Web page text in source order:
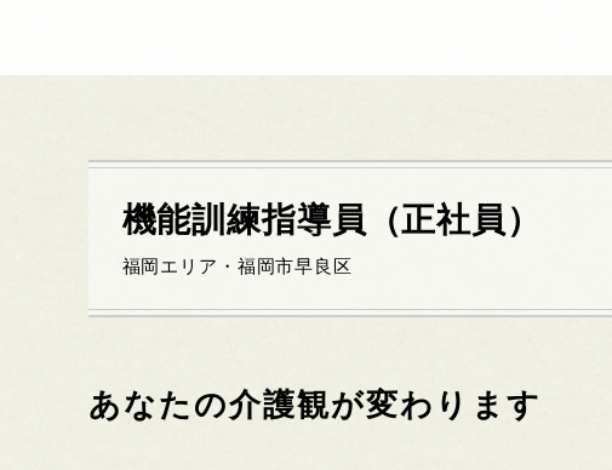
機能訓練指導員（正社員）
福岡エリア・福岡市早良区
あなたの介護観が変わります